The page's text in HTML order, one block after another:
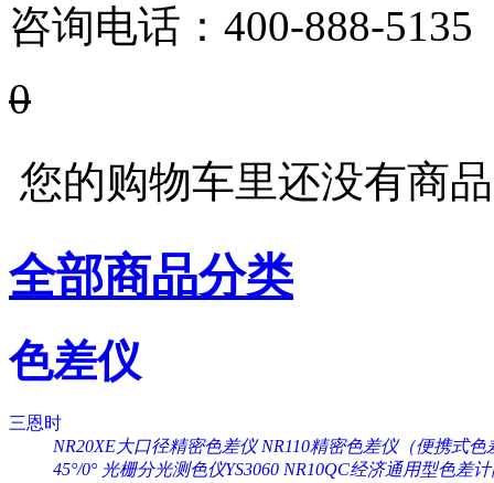
咨询电话： 400-888-5135
0
您的购物车里还没有商
全部商品分类
色差仪
三恩时
NR20XE大口径精密色差仪 NR110精密色差仪（便携式色
45°/0° 光栅分光测色仪YS3060 NR10QC经济通用型色差